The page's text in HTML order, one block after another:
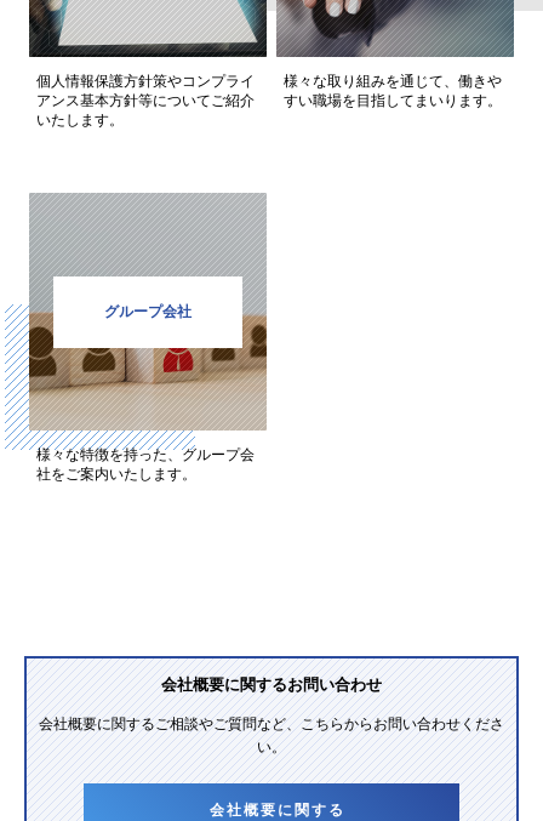
個人情報保護方針策やコンプライ
アンス基本方針等についてご紹介
いたします。
様々な取り組みを通じて、働きや
すい職場を目指してまいります。
グループ会社
様々な特徴を持った、グループ会
社をご案内いたします。
会社概要に関するお問い合わせ
会社概要に関するご相談やご質問など、こちらからお問い合わせくださ
い。
会社概要に関する